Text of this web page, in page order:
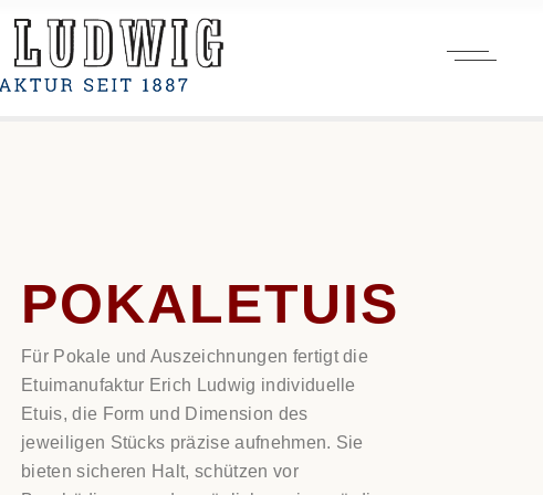
POKALETUIS
Für Pokale und Auszeichnungen fertigt die
Etuimanufaktur Erich Ludwig individuelle
Etuis, die Form und Dimension des
jeweiligen Stücks präzise aufnehmen. Sie
bieten sicheren Halt, schützen vor